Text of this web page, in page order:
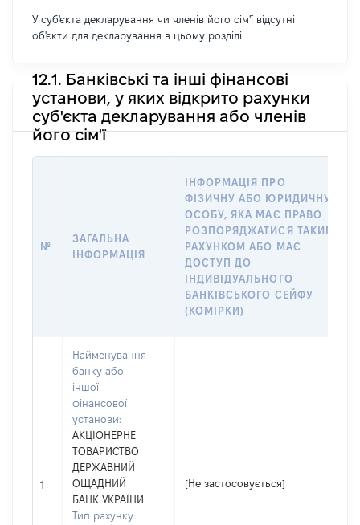
У суб'єкта декларування чи членів його сім'ї відсутні
об'єкти для декларування в цьому розділі.
12.1. Банківські та інші фінансові
установи, у яких відкрито рахунки
суб'єкта декларування або членів
його сім'ї
№
ЗАГАЛЬНА
ІНФОРМАЦІЯ
ІНФОРМАЦІЯ ПРО
ФІЗИЧНУ АБО ЮРИДИЧНУ
ОСОБУ, ЯКА МАЄ ПРАВО
РОЗПОРЯДЖАТИСЯ ТАКИМ
РАХУНКОМ АБО МАЄ
ДОСТУП ДО
ІНДИВІДУАЛЬНОГО
БАНКІВСЬКОГО СЕЙФУ
(КОМІРКИ)
1
Найменування
банку або
іншої
фінансової
установи:
АКЦІОНЕРНЕ
ТОВАРИСТВО
ДЕРЖАВНИЙ
ОЩАДНИЙ
БАНК УКРАЇНИ
Тип рахунку:
[Не застосовується]